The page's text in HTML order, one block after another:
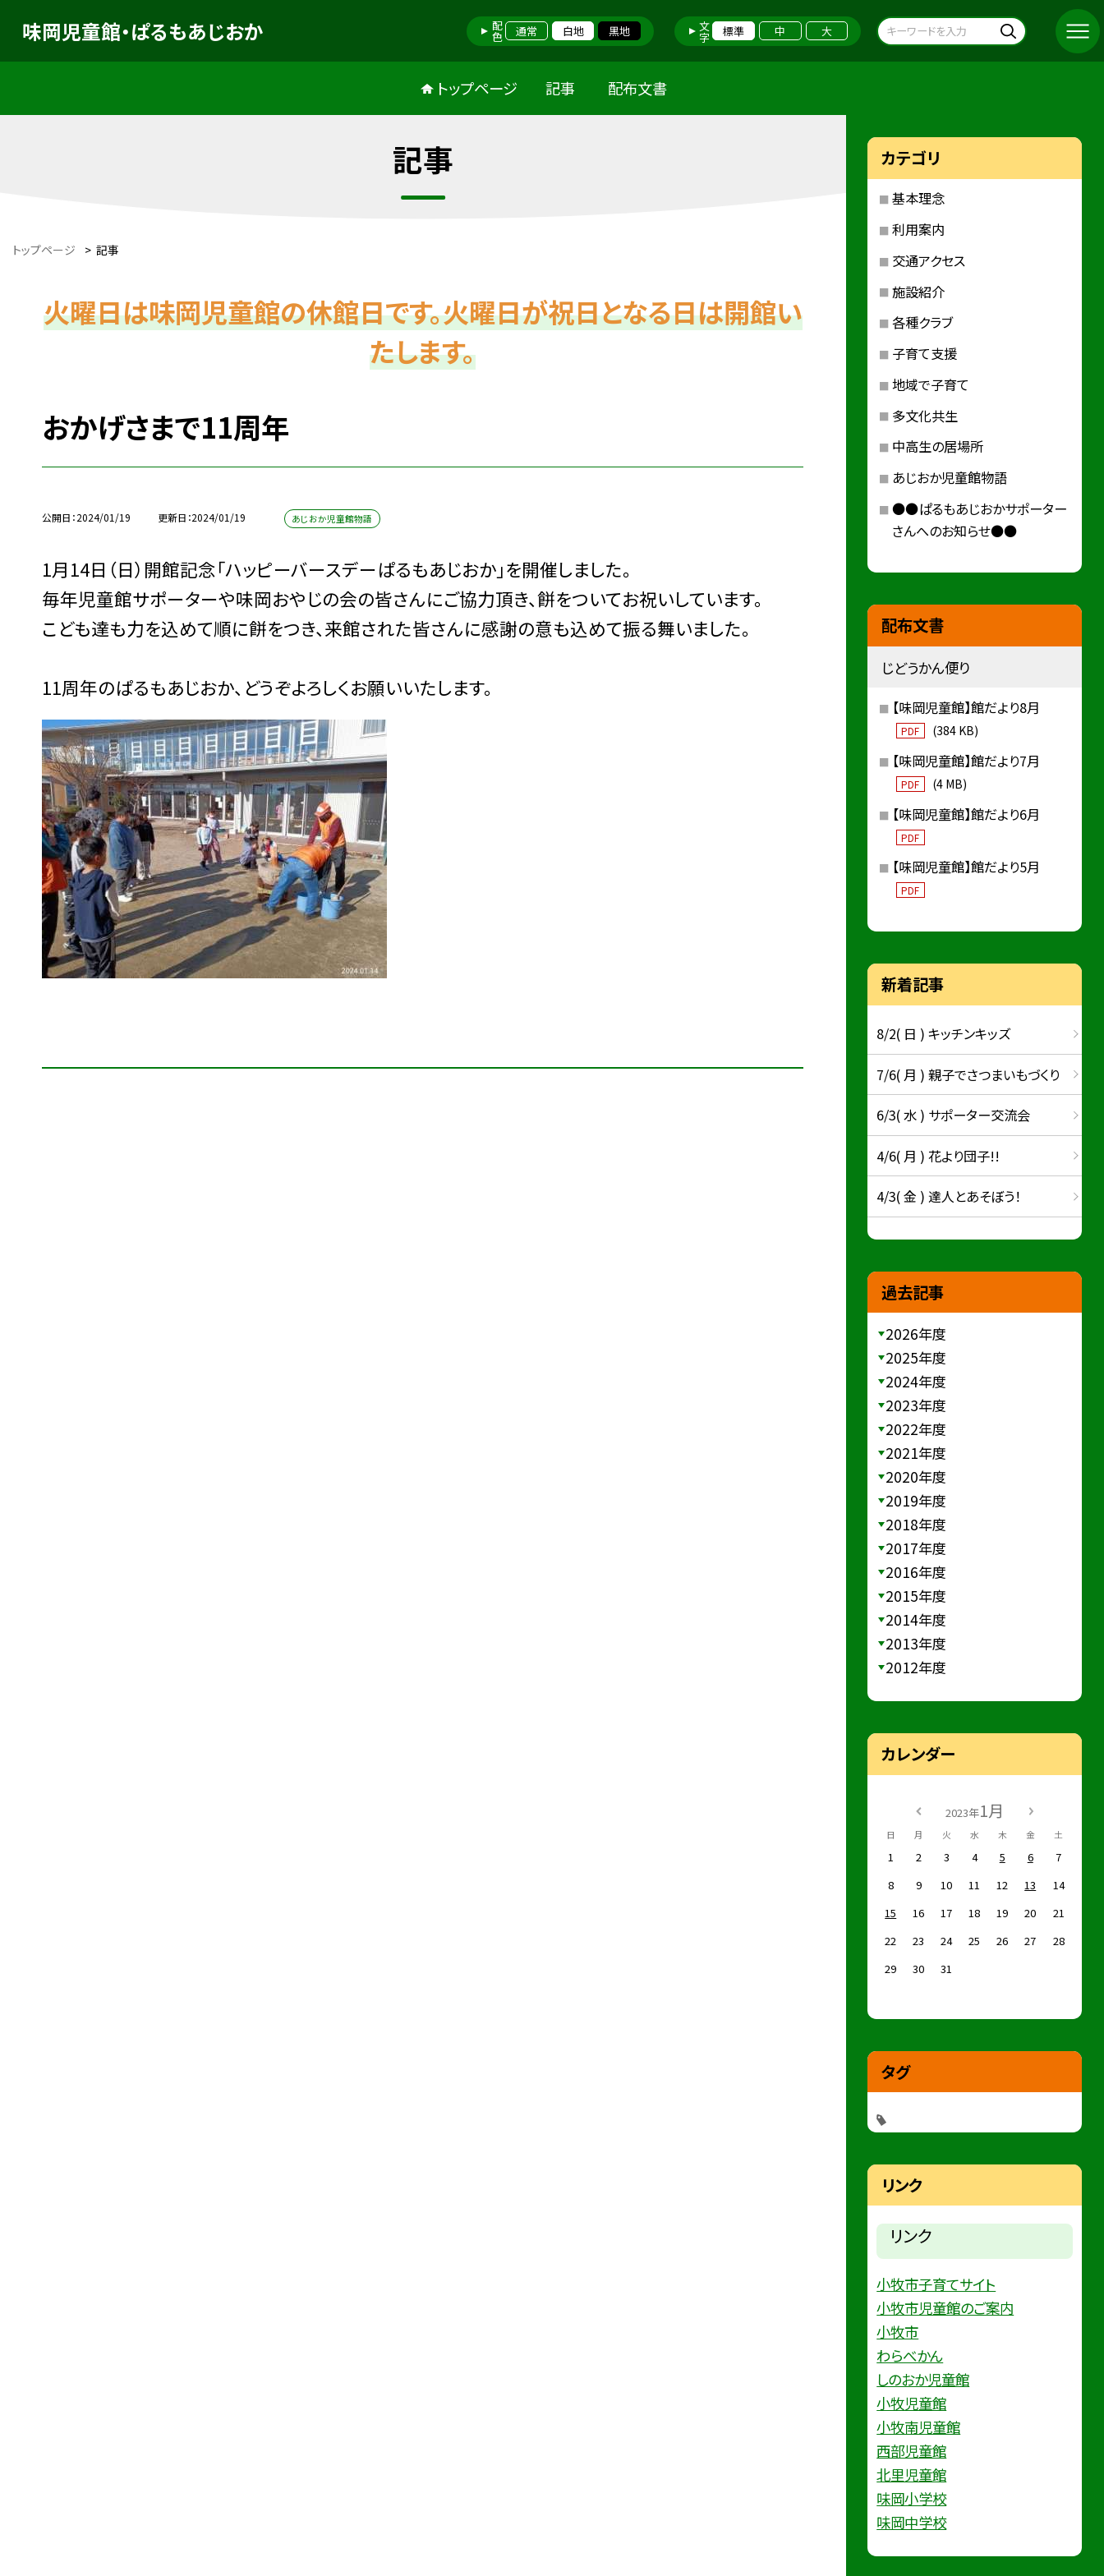
味岡児童館・ぱるもあじおか 配色 通常 白地 黒地 文字 標準 中 大
トップページ 記事 配布文書
記事
トップページ > 記事
火曜日は味岡児童館の休館日です。火曜日が祝日となる日は開館い
たします。
おかげさまで11周年
公開日 2024/01/19 更新日 2024/01/19 あじおか児童館物語
1月14日（日）開館記念「ハッピーバースデーぱるもあじおか」を開催しました。
毎年児童館サポーターや味岡おやじの会の皆さんにご協力頂き、餅をついてお祝いしています。
こども達も力を込めて順に餅をつき、来館された皆さんに感謝の意も込めて振る舞いました。
11周年のぱるもあじおか、どうぞよろしくお願いいたします。
カテゴリ
基本理念
利用案内
交通アクセス
施設紹介
各種クラブ
子育て支援
地域で子育て
多文化共生
中高生の居場所
あじおか児童館物語
●●ぱるもあじおかサポーター
さんへのお知らせ●●
配布文書
じどうかん便り
【味岡児童館】館だより8月
PDF (384 KB)
【味岡児童館】館だより7月
PDF (4 MB)
【味岡児童館】館だより6月
PDF
【味岡児童館】館だより5月
PDF
新着記事
8/2( 日 ) キッチンキッズ
7/6( 月 ) 親子でさつまいもづくり
6/3( 水 ) サポーター交流会
4/6( 月 ) 花より団子!!
4/3( 金 ) 達人とあそぼう！
過去記事
2026年度
2025年度
2024年度
2023年度
2022年度
2021年度
2020年度
2019年度
2018年度
2017年度
2016年度
2015年度
2014年度
2013年度
2012年度
カレンダー
2023年1月
日 月 火 水 木 金 土
1 2 3 4 5 6
7
8
9 10 11 12 13
14
15
16 17 18 19 20
21
22
23 24 25 26 27
28
29
30 31
タグ
リンク
リンク
小牧市子育てサイト
小牧市児童館のご案内
小牧市
わらべかん
しのおか児童館
小牧児童館
小牧南児童館
西部児童館
北里児童館
味岡小学校
味岡中学校